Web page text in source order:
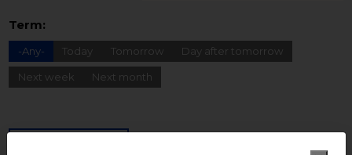
Term:
-Any- Today Tomorrow Day after tomorrow
Next week Next month